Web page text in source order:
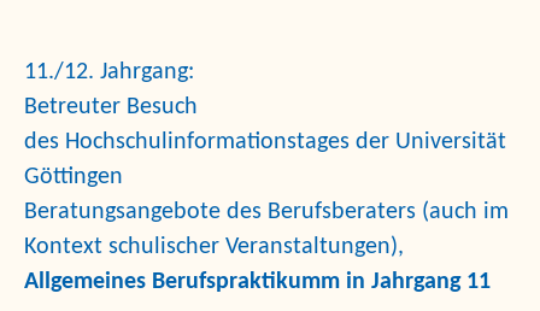
11./12. Jahrgang:
Betreuter Besuch
des Hochschulinformationstages der Universität
Göttingen
Beratungsangebote des Berufsberaters (auch im
Kontext schulischer Veranstaltungen),
Allgemeines Berufspraktikumm in Jahrgang 11